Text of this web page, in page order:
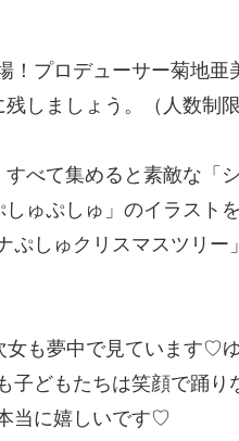
プロデューサー菊地亜
しましょう。（人数制
べて集めると素敵な「
ゅぷしゅ」のイラスト
しゅクリスマスツリー
も夢中で見ています♡
どもたちは笑顔で踊り
当に嬉しいです♡